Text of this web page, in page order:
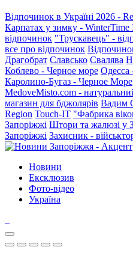
Відпочинок в Україні 2026 -
Карпатах у зимку - WinterTime
відпочинок "Трускавець" -
все про відпочинок
Драгобрат Славсько Свалява
Коблево - Черное море Одесса
Каролино-Бугаз - Черное Море
MedoveMisto.com -
магазин для бджолярів Вадим
Region Touch-IT "Фабрика
Запоріжжі Штори та жалюзі у
Запоріжжі Захисник -
Новини
Ексклюзив
Фото-відео
Україна